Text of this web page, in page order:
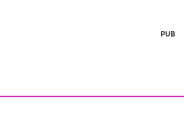
PUB